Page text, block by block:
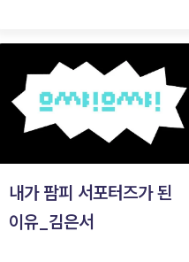
내가 팜피 서포터즈가 된
이유_김은서